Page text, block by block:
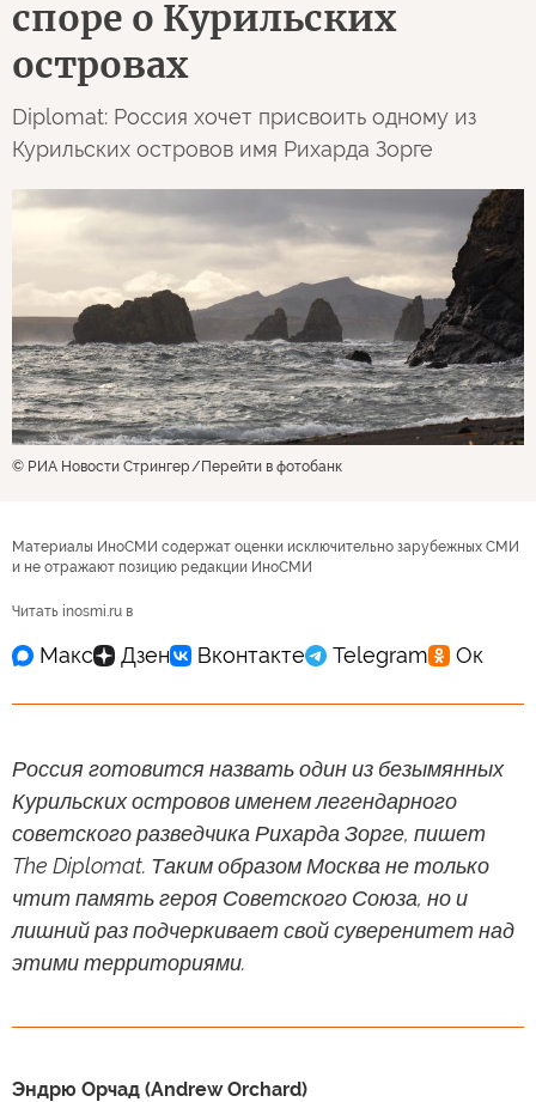
споре о Курильских
островах
Diplomat: Россия хочет присвоить одному из
Курильских островов имя Рихарда Зорге
© РИА Новости Стрингер Перейти в фотобанк
Материалы ИноСМИ содержат оценки исключительно зарубежных СМИ
и не отражают позицию редакции ИноСМИ
Читать inosmi.ru в
Россия готовится назвать один из безымянных
Курильских островов именем легендарного
советского разведчика Рихарда Зорге, пишет
The Diplomat. Таким образом Москва не только
чтит память героя Советского Союза, но и
лишний раз подчеркивает свой суверенитет над
этими территориями.
Эндрю Орчад (Andrew Orchard)